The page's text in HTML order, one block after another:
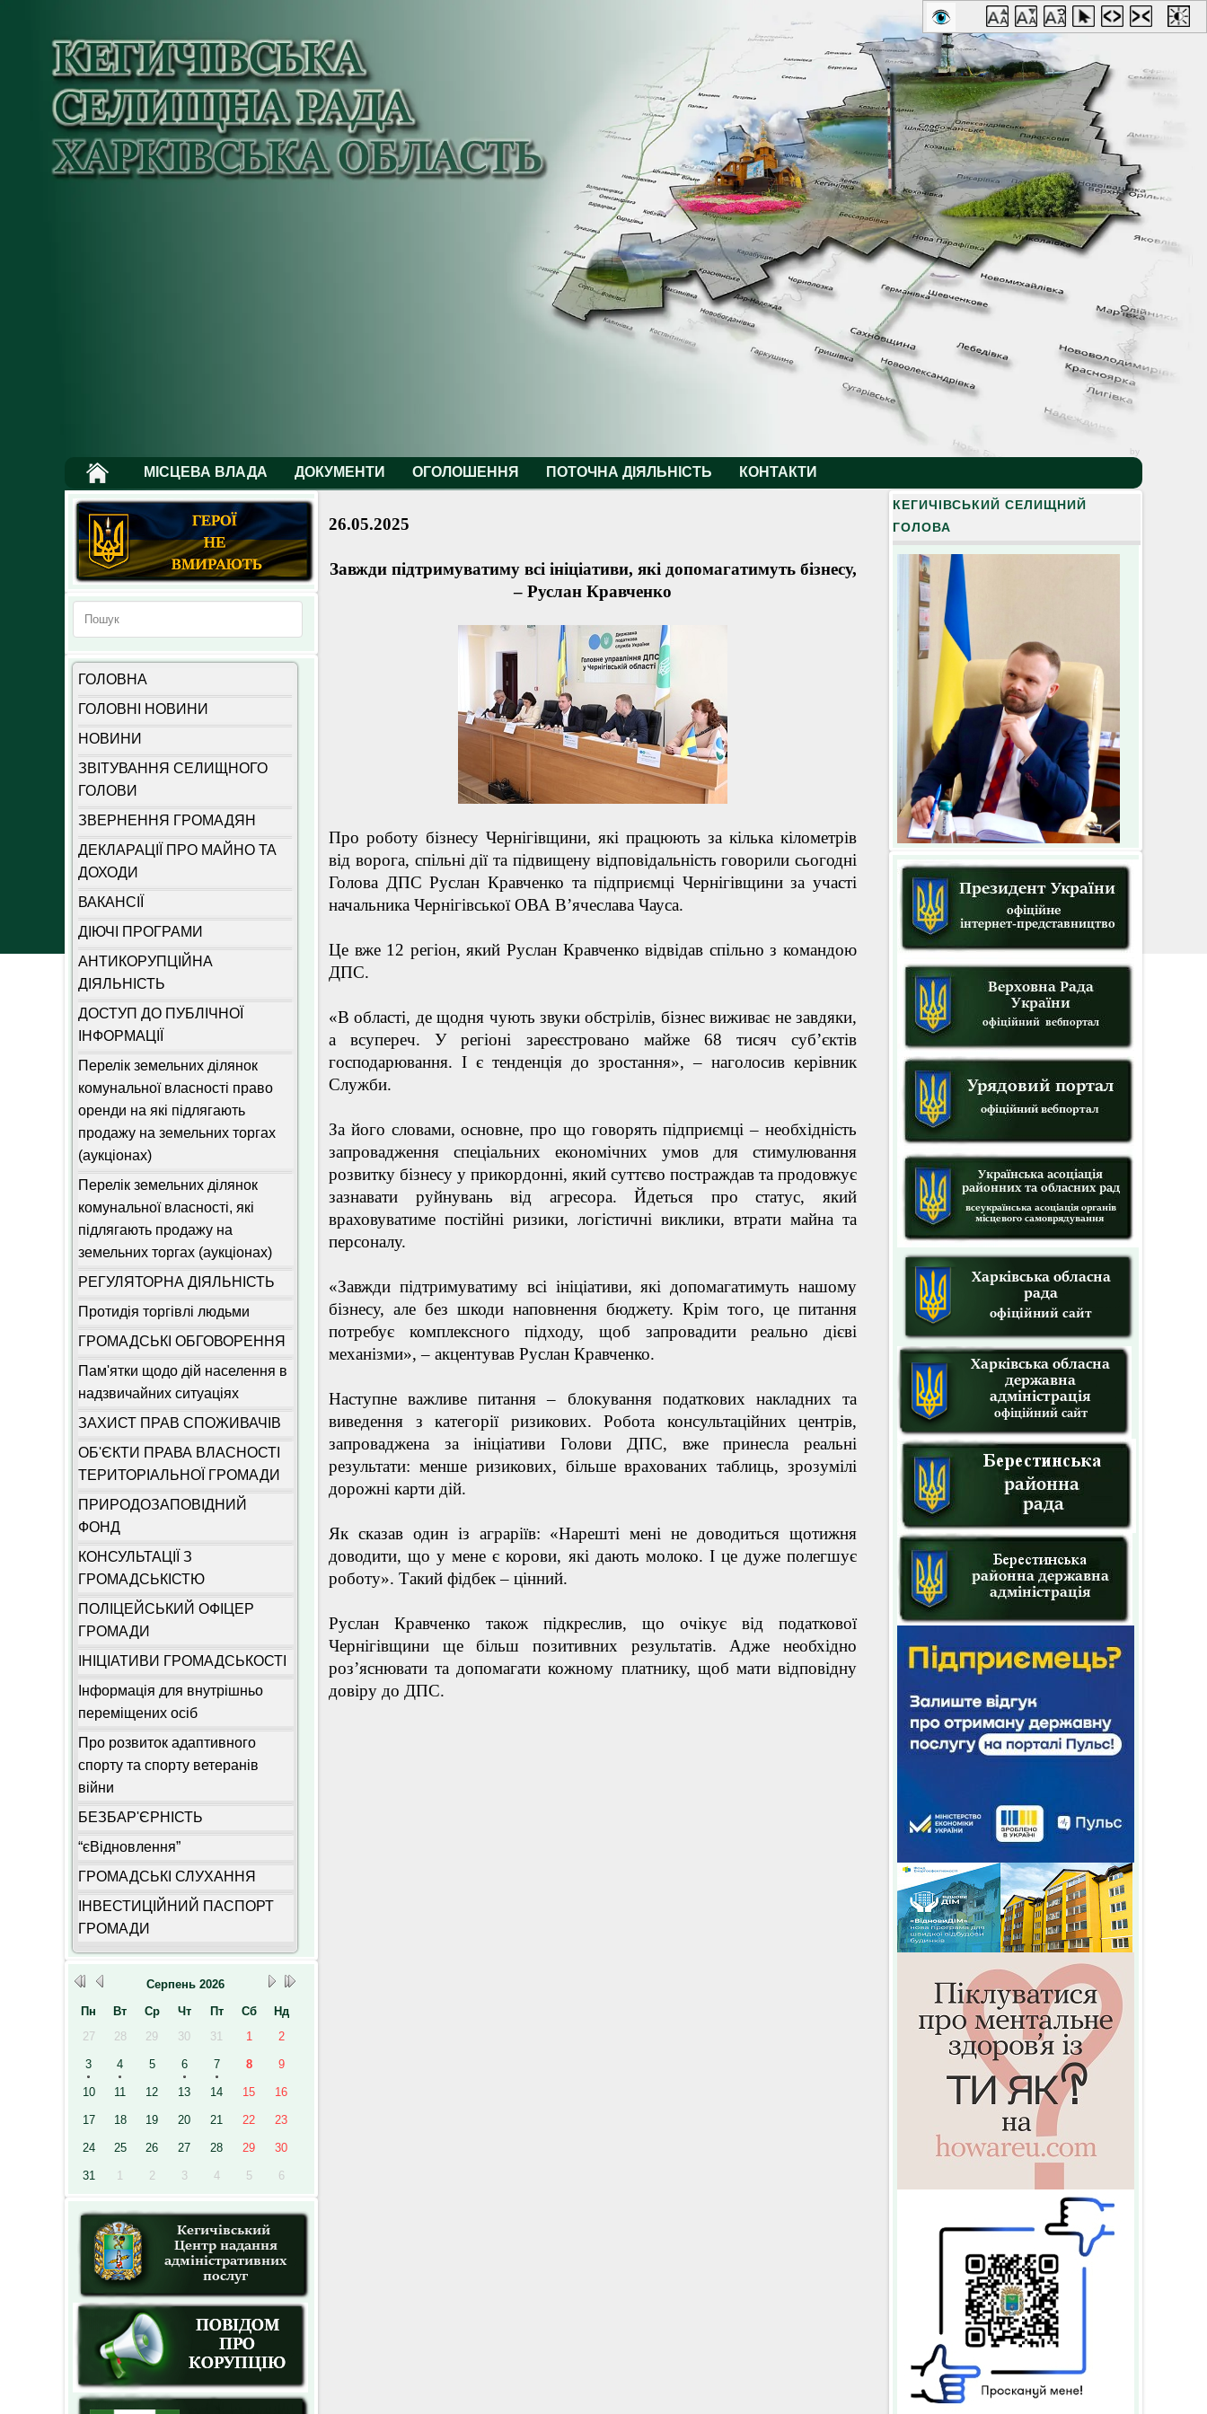
by
МІСЦЕВА ВЛАДА ДОКУМЕНТИ ОГОЛОШЕННЯ ПОТОЧНА ДІЯЛЬНІСТЬ КОНТАКТИ
ГОЛОВНА
ГОЛОВНІ НОВИНИ
НОВИНИ
ЗВІТУВАННЯ СЕЛИЩНОГО
ГОЛОВИ
ЗВЕРНЕННЯ ГРОМАДЯН
ДЕКЛАРАЦІЇ ПРО МАЙНО ТА
ДОХОДИ
ВАКАНСІЇ
ДІЮЧІ ПРОГРАМИ
АНТИКОРУПЦІЙНА
ДІЯЛЬНІСТЬ
ДОСТУП ДО ПУБЛІЧНОЇ
ІНФОРМАЦІЇ
Перелік земельних ділянок
комунальної власності право
оренди на які підлягають
продажу на земельних торгах
(аукціонах)
Перелік земельних ділянок
комунальної власності, які
підлягають продажу на
земельних торгах (аукціонах)
РЕГУЛЯТОРНА ДІЯЛЬНІСТЬ
Протидія торгівлі людьми
ГРОМАДСЬКІ ОБГОВОРЕННЯ
Пам'ятки щодо дій населення в
надзвичайних ситуаціях
ЗАХИСТ ПРАВ СПОЖИВАЧІВ
ОБ'ЄКТИ ПРАВА ВЛАСНОСТІ
ТЕРИТОРІАЛЬНОЇ ГРОМАДИ
ПРИРОДОЗАПОВІДНИЙ
ФОНД
КОНСУЛЬТАЦІЇ З
ГРОМАДСЬКІСТЮ
ПОЛІЦЕЙСЬКИЙ ОФІЦЕР
ГРОМАДИ
ІНІЦІАТИВИ ГРОМАДСЬКОСТІ
Інформація для внутрішньо
переміщених осіб
Про розвиток адаптивного
спорту та спорту ветеранів
війни
БЕЗБАР'ЄРНІСТЬ
“єВідновлення”
ГРОМАДСЬКІ СЛУХАННЯ
ІНВЕСТИЦІЙНИЙ ПАСПОРТ
ГРОМАДИ
Серпень 2026
Пн
Вт Ср Чт Пт Сб
Нд
27
28 29 30 31 1 2
3 4 5 6 7 8 9
10 11 12 13 14 15 16
17 18 19 20 21 22 23
24 25 26 27 28 29 30
31 1 2 3 4 5 6
КЕГИЧІВСЬКИЙ СЕЛИЩНИЙ
ГОЛОВА
26.05.2025
Завжди підтримуватиму всі ініціативи, які допомагатимуть бізнесу,
– Руслан Кравченко
Про роботу бізнесу Чернігівщини, які працюють за кілька кілометрів
від ворога, спільні дії та підвищену відповідальність говорили сьогодні
Голова ДПС Руслан Кравченко та підприємці Чернігівщини за участі
начальника Чернігівської ОВА Вʼячеслава Чауса.
Це вже 12 регіон, який Руслан Кравченко відвідав спільно з командою
ДПС.
«В області, де щодня чують звуки обстрілів, бізнес виживає не завдяки,
а всупереч. У регіоні зареєстровано майже 68 тисяч суб’єктів
господарювання. І є тенденція до зростання», – наголосив керівник
Служби.
За його словами, основне, про що говорять підприємці – необхідність
запровадження спеціальних економічних умов для стимулювання
розвитку бізнесу у прикордонні, який суттєво постраждав та продовжує
зазнавати руйнувань від агресора. Йдеться про статус, який
враховуватиме постійні ризики, логістичні виклики, втрати майна та
персоналу.
«Завжди підтримуватиму всі ініціативи, які допомагатимуть нашому
бізнесу, але без шкоди наповнення бюджету. Крім того, це питання
потребує комплексного підходу, щоб запровадити реально дієві
механізми», – акцентував Руслан Кравченко.
Наступне важливе питання – блокування податкових накладних та
виведення з категорії ризикових. Робота консультаційних центрів,
запроваджена за ініціативи Голови ДПС, вже принесла реальні
результати: менше ризикових, більше врахованих таблиць, зрозумілі
дорожні карти дій.
Як сказав один із аграріїв: «Нарешті мені не доводиться щотижня
доводити, що у мене є корови, які дають молоко. І це дуже полегшує
роботу». Такий фідбек – цінний.
Руслан Кравченко також підкреслив, що очікує від податкової
Чернігівщини ще більш позитивних результатів. Адже необхідно
розʼяснювати та допомагати кожному платнику, щоб мати відповідну
довіру до ДПС.